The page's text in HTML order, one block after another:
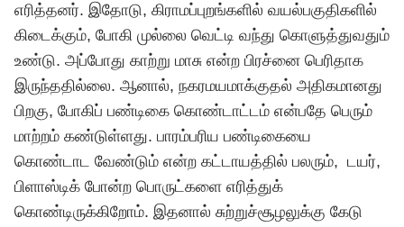
எரித்தனர். இதோடு, கிராமப்புறங்களில் வயல்பகுதிகளில்
கிடைக்கும், போகி முல்லை வெட்டி வந்து கொளுத்துவதும்
உண்டு. அப்போது காற்று மாசு என்ற பிரச்னை பெரிதாக
இருந்ததில்லை. ஆனால், நகரமயமாக்குதல் அதிகமானது
பிறகு, போகிப் பண்டிகை கொண்டாட்டம் என்பதே பெரும்
மாற்றம் கண்டுள்ளது. பாரம்பரிய பண்டிகையை
கொண்டாட வேண்டும் என்ற கட்டாயத்தில் பலரும், டயர்,
பிளாஸ்டிக் போன்ற பொருட்களை எரித்துக்
கொண்டிருக்கிறோம். இதனால் சுற்றுச்சூழலுக்கு கேடு